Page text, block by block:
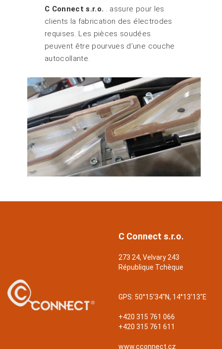
C Connect s.r.o. . assure pour les
clients la fabrication des électrodes
requises. Les pièces soudées
peuvent être pourvues d’une couche
autocollante.
C Connect s.r.o.
273 24, Velvary 243
République Tchèque
GPS: 50°15'34"N, 14°13'13"E
+420 315 761 066
+420 315 761 611
www.cconnect.cz